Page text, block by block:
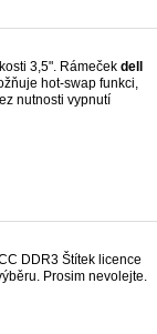
3,5". Rámeček dell
hot-swap funkci,
nutnosti vypnutí
DDR3 Štítek licence
Prosim nevolejte.